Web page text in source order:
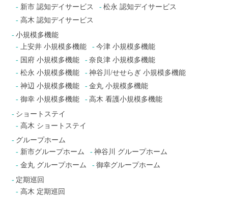
新市 認知デイサービス
松永 認知デイサービス
高木 認知デイサービス
小規模多機能
上安井 小規模多機能
今津 小規模多機能
国府 小規模多機能
奈良津 小規模多機能
松永 小規模多機能
神谷川/せせらぎ 小規模多機能
神辺 小規模多機能
金丸 小規模多機能
御幸 小規模多機能
高木 看護小規模多機能
ショートステイ
高木 ショートステイ
グループホーム
新市グループホーム
神谷川 グループホーム
金丸 グループホーム
御幸グループホーム
定期巡回
高木 定期巡回